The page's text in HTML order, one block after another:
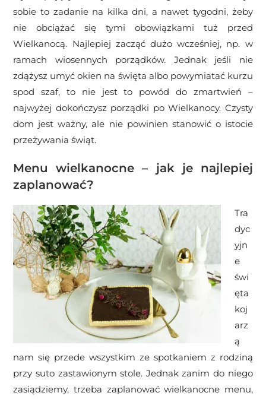
sobie to zadanie na kilka dni, a nawet tygodni, żeby
nie obciążać się tymi obowiązkami tuż przed
Wielkanocą. Najlepiej zacząć dużo wcześniej, np. w
ramach wiosennych porządków. Jednak jeśli nie
zdążysz umyć okien na święta albo powymiatać kurzu
spod szaf, to nie jest to powód do zmartwień –
najwyżej dokończysz porządki po Wielkanocy. Czysty
dom jest ważny, ale nie powinien stanowić o istocie
przeżywania świąt.
Menu wielkanocne – jak je najlepiej
zaplanować?
Tra
dyc
yjn
e
świ
ęta
koj
arz
ą
nam się przede wszystkim ze spotkaniem z rodziną
przy suto zastawionym stole. Jednak zanim do niego
zasiądziemy, trzeba zaplanować wielkanocne menu,